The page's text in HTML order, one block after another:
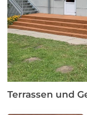
Terrassen und